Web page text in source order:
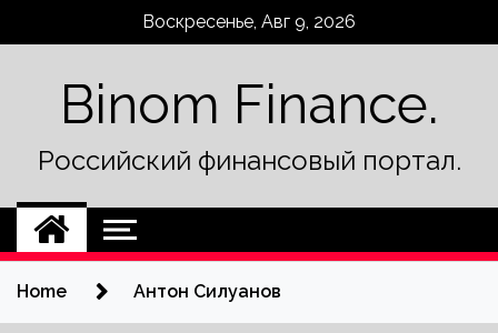
Воскресенье, Авг 9, 2026
Binom Finance.
Российский финансовый портал.
Home Антон Силуанов